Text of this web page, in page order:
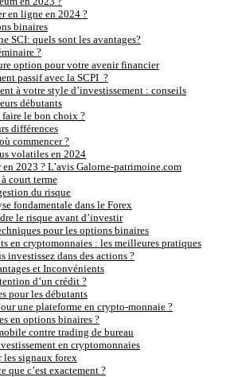
en ligne en 2024 ?
binaires
SCI: quels sont les avantages?
?
option pour votre avenir financier
passif avec la SCPI ?
à votre style d’investissement : conseils
débutants
le bon choix ?
différences
commencer ?
volatiles en 2024
2023 ? L’avis Galorne-patrimoine.com
court terme
du risque
fondamentale dans le Forex
le risque avant d’investir
pour les options binaires
en cryptomonnaies : les meilleures pratiques
investissez dans des actions ?
et Inconvénients
d’un crédit ?
pour les débutants
une plateforme en crypto-monnaie ?
en options binaires ?
contre trading de bureau
en cryptomonnaies
les signaux forex
que c’est exactement ?